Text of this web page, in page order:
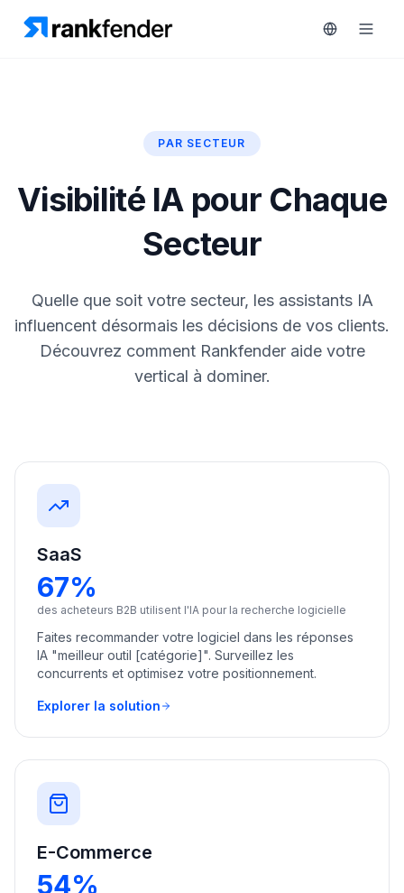
RAIVE
Engine
Analyse
Content
Engine
RAISA
Assistant
Intégrations
Rapports &
Solutions
gratuits
Tarifs
PAR SECTEUR
Visibilité IA pour Chaque
Secteur
Quelle que soit votre secteur, les assistants IA
influencent désormais les décisions de vos clients.
Découvrez comment Rankfender aide votre
vertical à dominer.
SaaS
67%
des acheteurs B2B utilisent l'IA pour la recherche logicielle
Faites recommander votre logiciel dans les réponses
IA "meilleur outil [catégorie]". Surveillez les
concurrents et optimisez votre positionnement.
Explorer la solution
E-Commerce
54%